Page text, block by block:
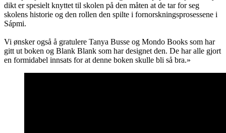
dikt er spesielt knyttet til skolen på den måten at de tar for seg
skolens historie og den rollen den spilte i fornorskningsprosessene i
Sápmi.
Vi ønsker også å gratulere Tanya Busse og Mondo Books som har
gitt ut boken og Blank Blank som har designet den. De har alle gjort
en formidabel innsats for at denne boken skulle bli så bra.»